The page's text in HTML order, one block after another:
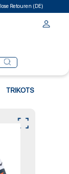
Retouren (DE)
TRIKOTS